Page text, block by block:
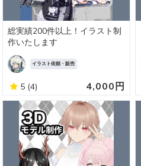
総実績200件以上！イラスト制
作いたします
イラスト依頼・販売
5 (4) 4,000円